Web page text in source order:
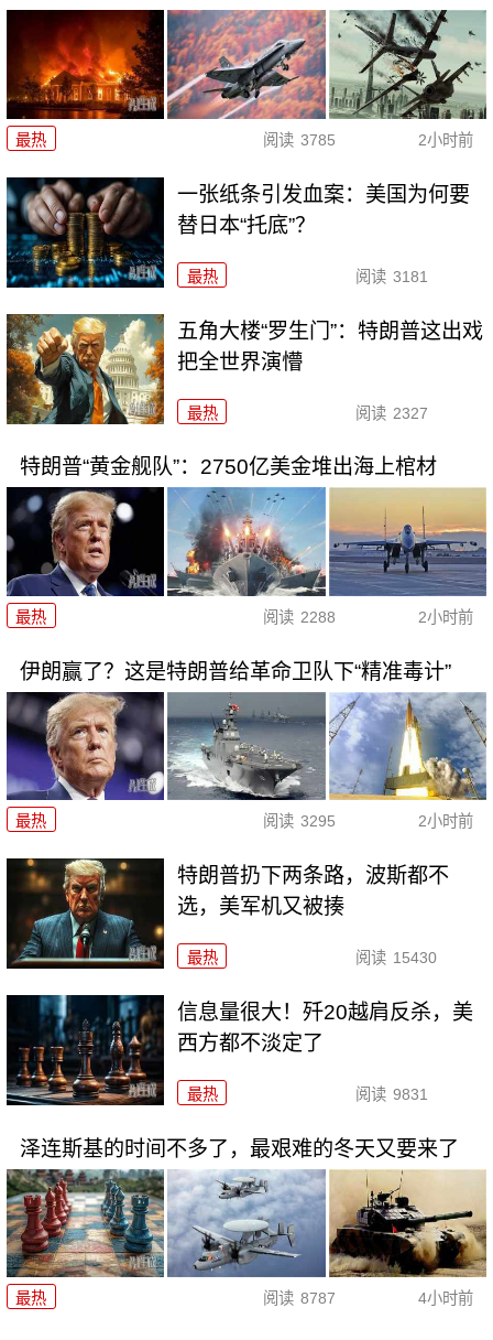
最热 阅读 3785 2小时前
一张纸条引发血案：美国为何要
替日本“托底”？
最热 阅读 3181
五角大楼“罗生门”：特朗普这出戏
把全世界演懵
最热 阅读 2327
特朗普“黄金舰队”：2750亿美金堆出海上棺材
最热 阅读 2288 2小时前
伊朗赢了？这是特朗普给革命卫队下“精准毒计”
最热 阅读 3295 2小时前
特朗普扔下两条路，波斯都不
选，美军机又被揍
最热 阅读 15430
信息量很大！歼20越肩反杀，美
西方都不淡定了
最热 阅读 9831
泽连斯基的时间不多了，最艰难的冬天又要来了
最热 阅读 8787 4小时前